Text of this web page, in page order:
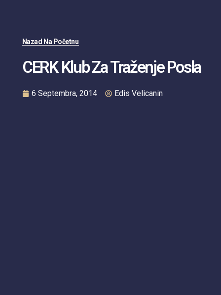
Nazad Na Početnu
CERK Klub Za Traženje Posla
6 Septembra, 2014 Edis Velicanin